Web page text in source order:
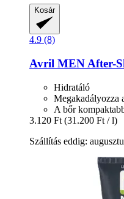
Kosár
4.9 (8)
Avril MEN After-​
Hidratáló
Megakadályozza
A bőr
3.120 Ft (31.200 Ft / l)
Szállítás eddig: